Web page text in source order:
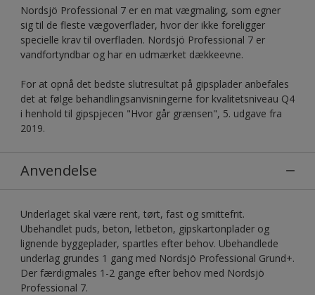
Nordsjö Professional 7 er en mat vægmaling, som egner
sig til de fleste vægoverflader, hvor der ikke foreligger
specielle krav til overfladen. Nordsjö Professional 7 er
vandfortyndbar og har en udmærket dækkeevne.
For at opnå det bedste slutresultat på gipsplader anbefales
det at følge behandlingsanvisningerne for kvalitetsniveau Q4
i henhold til gipspjecen "Hvor går grænsen", 5. udgave fra
2019.
Anvendelse
Underlaget skal være rent, tørt, fast og smittefrit.
Ubehandlet puds, beton, letbeton, gipskartonplader og
lignende byggeplader, spartles efter behov. Ubehandlede
underlag grundes 1 gang med Nordsjö Professional Grund+.
Der færdigmales 1-2 gange efter behov med Nordsjö
Professional 7.